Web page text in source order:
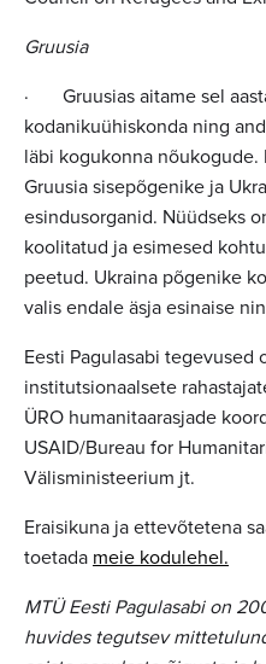
Gruusia
· Gruusias aitame sel
kodanikuühiskonda ning
läbi kogukonna
Gruusia sisepõgenike ja
esindusorganid. Nüüdseks
koolitatud ja esimesed
peetud. Ukraina põgenike
valis endale äsja esinaise
Eesti Pagulasabi tegevused
institutsionaalsete
ÜRO humanitaarasjade
USAID/Bureau for
Välisministeerium jt.
Eraisikuna ja ettevõtetena
toetada meie kodulehel.
MTÜ Eesti Pagulasabi on
huvides tegutsev